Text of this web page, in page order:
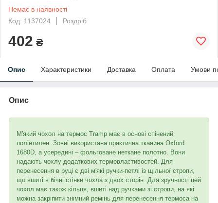
Немає в наявності
Код: 1137024
Роздріб
402 ₴
Опис Характеристики Доставка Оплата Умови
Опис
М'який чохол на термос Tramp має в основі спінений
поліетилен. Зовні використана практична тканина Oxford
1680D, а усередині – фольговане неткане полотно. Вони
надають чохлу додаткових термовластивостей. Для
перенесення в руці є дві м'які ручки-петлі із щільної стропи,
що вшиті в бічні стінки чохла з двох сторін. Для зручності цей
чохол має також кільця, вшиті над ручками зі стропи, на які
можна закріпити знімний ремінь для перенесення термоса на